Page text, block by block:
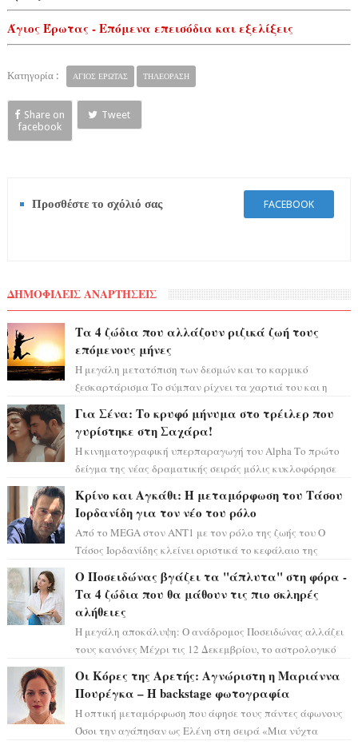
Άγιος Έρωτας - Επόμενα επεισόδια και εξελίξεις
Κατηγορία : ΑΓΙΟΣ ΕΡΩΤΑΣ ΤΗΛΕΟΡΑΣΗ
Share on
facebook
Tweet
Προσθέστε το σχόλιό σας FACEBOOK
ΔΗΜΟΦΙΛΕΙΣ ΑΝΑΡΤΗΣΕΙΣ
Τα 4 ζώδια που αλλάζουν ριζικά ζωή τους
επόμενους μήνες
Η μεγάλη μετατόπιση των δεσμών και το καρμικό
ξεσκαρτάρισμα Το σύμπαν ρίχνει τα χαρτιά του και η
Για Σένα: Το κρυφό μήνυμα στο τρέιλερ που
γυρίστηκε στη Σαχάρα!
Η κινηματογραφική υπερπαραγωγή του Alpha Το πρώτο
δείγμα της νέας δραματικής σειράς μόλις κυκλοφόρησε
Κρίνο και Αγκάθι: Η μεταμόρφωση του Τάσου
Ιορδανίδη για τον νέο του ρόλο
Από το MEGA στον ΑΝΤ1 με τον ρόλο της ζωής του Ο
Τάσος Ιορδανίδης κλείνει οριστικά το κεφάλαιο της
Ο Ποσειδώνας βγάζει τα "άπλυτα" στη φόρα -
Τα 4 ζώδια που θα μάθουν τις πιο σκληρές
αλήθειες
Η μεγάλη αποκάλυψη: Ο ανάδρομος Ποσειδώνας αλλάζει
τους κανόνες Μέχρι τις 12 Δεκεμβρίου, το αστρολογικό
Οι Κόρες της Αρετής: Αγνώριστη η Μαριάννα
Πουρέγκα – H backstage φωτογραφία
Η οπτική μεταμόρφωση που άφησε τους πάντες άφωνους
Όσοι την αγάπησαν ως Ελένη στη σειρά «Μια νύχτα